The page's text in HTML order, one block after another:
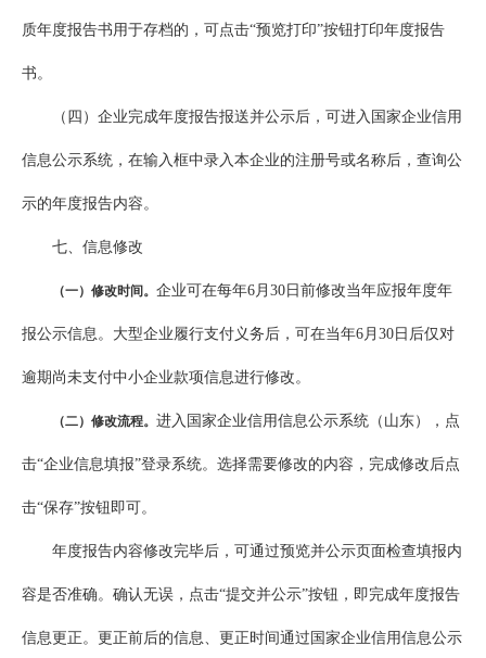
质年度报告书用于存档的，可点击“预览打印”按钮打印年度报告
书。
（四）企业完成年度报告报送并公示后，可进入国家企业信用
信息公示系统，在输入框中录入本企业的注册号或名称后，查询公
示的年度报告内容。
七、信息修改
（一）修改时间。 企业可在每年6月30日前修改当年应报年度年
报公示信息。大型企业履行支付义务后，可在当年6月30日后仅对
逾期尚未支付中小企业款项信息进行修改。
（二）修改流程。 进入国家企业信用信息公示系统（山东），点
击“企业信息填报”登录系统。选择需要修改的内容，完成修改后点
击“保存”按钮即可。
年度报告内容修改完毕后，可通过预览并公示页面检查填报内
容是否准确。确认无误，点击“提交并公示”按钮，即完成年度报告
信息更正。更正前后的信息、更正时间通过国家企业信用信息公示